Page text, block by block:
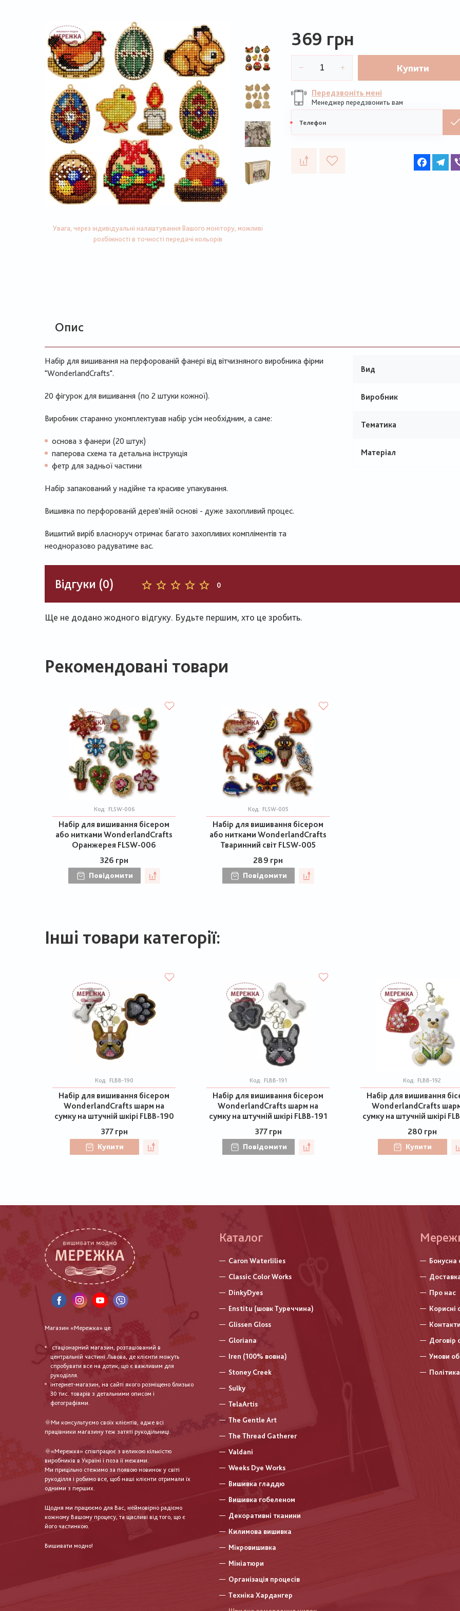
Увага, через індивідуальні налаштування Вашого монітору, можливі
розбіжності в точності передачі кольорів
369 грн
Купити
Передзвоніть мені
Менеджер передзвонить вам
телефон
Опис
Набір для вишивання на перфорованій фанері від вітчизняного виробника фірми
"WonderlandCrafts".
20 фігурок для вишивання (по 2 штуки кожної).
Виробник старанно укомплектував набір усім необхідним, а саме:
основа з фанери (20 штук)
паперова схема та детальна інструкція
фетр для задньої частини
Набір запакований у надійне та красиве упакування.
Вишивка по перфорованій дерев'яній основі - дуже захопливий процес.
Вишитий виріб власноруч отримає багато захопливих компліментів та
неодноразово радуватиме вас.
Вид
Виробник
Тематика
Матеріал
Відгуки (0) 0
Ще не додано жодного відгуку. Будьте першим, хто це зробить.
Рекомендовані товари
Код: FLSW-006
Набір для вишивання бісером
або нитками WonderlandCrafts
Оранжерея FLSW-006
326 грн
Повідомити
Код: FLSW-005
Набір для вишивання бісером
або нитками WonderlandCrafts
Тваринний світ FLSW-005
289 грн
Повідомити
Інші товари категорії:
Код: FLBB-190
Набір для вишивання бісером
WonderlandCrafts шарм на
сумку на штучній шкірі FLBB-190
377 грн
Купити
Код: FLBB-191
Набір для вишивання бісером
WonderlandCrafts шарм на
сумку на штучній шкірі FLBB-191
377 грн
Повідомити
Код: FLBB-192
Набір для вишивання
WonderlandCrafts
сумку на штучній шкірі
280 грн
Купити
Магазин «Мережка» це:
стаціонарний магазин, розташований в
центральній частині Львова, де клієнти можуть
спробувати все на дотик, що є важливим для
рукоділля.
інтернет-магазин, на сайті якого розміщено близько
30 тис. товарів з детальними описом і
фотографіями.
🌞Ми консультуємо своїх клієнтів, адже всі
працівники магазину теж затяті рукодільниці.
🌞«Мережка» співпрацює з великою кількістю
виробників в Україні і поза її межами.
Ми прицільно стежимо за появою новинок у світі
рукоділля і робимо все, щоб наші клієнти отримали їх
одними з перших.
Щодня ми працюємо для Вас, неймовірно радіємо
кожному Вашому процесу, та щасливі від того, що є
його частинкою.
Вишивати модно!
Каталог
Caron Waterlilies
Classic Color Works
DinkyDyes
Enstitu (шовк Туреччина)
Glissen Gloss
Gloriana
Iren (100% вовна)
Stoney Creek
Sulky
TelaArtis
The Gentle Art
The Thread Gatherer
Valdani
Weeks Dye Works
Вишивка гладдю
Вишивка гобеленом
Декоративні тканини
Килимова вишивка
Мікровишивка
Мініатюри
Організація процесів
Техніка Хардангер
Меню
Бонусна
Про нас
Корисні
Контакти
Договір
Умови